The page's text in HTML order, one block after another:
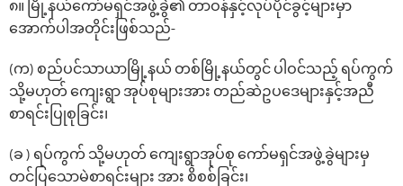
၈။ မြို့နယ်‌ကော်မရှင်အဖွဲ့ခွဲ၏ တာဝန်နှင့်လုပ်ပိုင်ခွင့်များမှာ
‌အောက်ပါအတိုင်းဖြစ်သည်-
(က) စည်ပင်သာယာမြို့နယ် တစ်မြို့နယ်တွင် ပါဝင်သည့် ရပ်ကွက်
သို့မဟုတ် ကျေးရွာ အုပ်စုများအား တည်ဆဲဥပ‌ဒေများနှင့်အညီ
စာရင်းပြုစုခြင်း၊
(ခ ) ရပ်ကွက် သို့မဟုတ် ကျေးရွာအုပ်စု ကော်မရှင်အဖွဲ့ခွဲများမှ
တင်ပြသောမဲစာရင်းများ အား စိစစ်ခြင်း၊